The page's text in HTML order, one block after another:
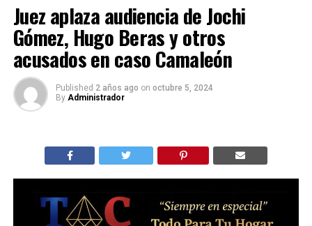
Juez aplaza audiencia de Jochi
Gómez, Hugo Beras y otros
acusados ​​en caso Camaleón
Published 2 años ago on octubre 5, 2024
By Administrador